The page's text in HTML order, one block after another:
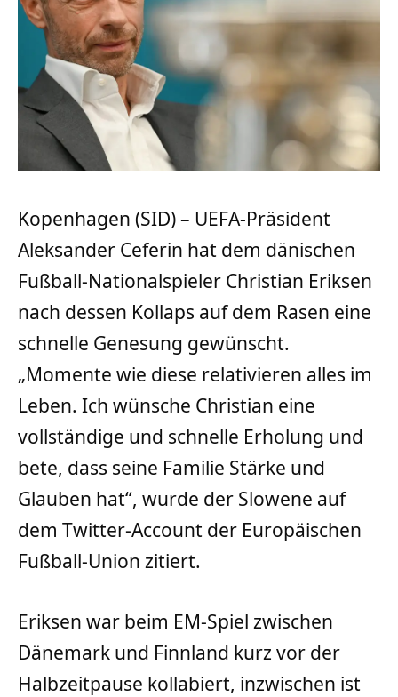
Kopenhagen (SID) – UEFA-Präsident
Aleksander Ceferin hat dem dänischen
Fußball-Nationalspieler Christian Eriksen
nach dessen Kollaps auf dem Rasen eine
schnelle Genesung gewünscht.
„Momente wie diese relativieren alles im
Leben. Ich wünsche Christian eine
vollständige und schnelle Erholung und
bete, dass seine Familie Stärke und
Glauben hat“, wurde der Slowene auf
dem Twitter-Account der Europäischen
Fußball-Union zitiert.
Eriksen war beim EM-Spiel zwischen
Dänemark und Finnland kurz vor der
Halbzeitpause kollabiert, inzwischen ist